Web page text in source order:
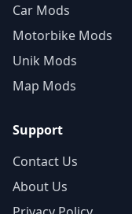
Car Mods
Motorbike Mods
Unik Mods
Map Mods
Support
Contact Us
About Us